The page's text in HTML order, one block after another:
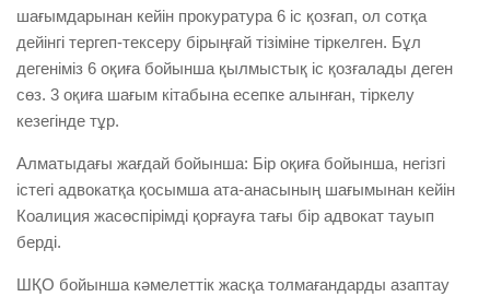
шағымдарынан кейін прокуратура 6 іс қозғап, ол сотқа
дейінгі тергеп-тексеру бірыңғай тізіміне тіркелген. Бұл
дегеніміз 6 оқиға бойынша қылмыстық іс қозғалады деген
сөз. 3 оқиға шағым кітабына есепке алынған, тіркелу
кезегінде тұр.
Алматыдағы жағдай бойынша: Бір оқиға бойынша, негізгі
істегі адвокатқа қосымша ата-анасының шағымынан кейін
Коалиция жасөспірімді қорғауға тағы бір адвокат тауып
берді.
ШҚО бойынша кәмелеттік жасқа толмағандарды азаптау